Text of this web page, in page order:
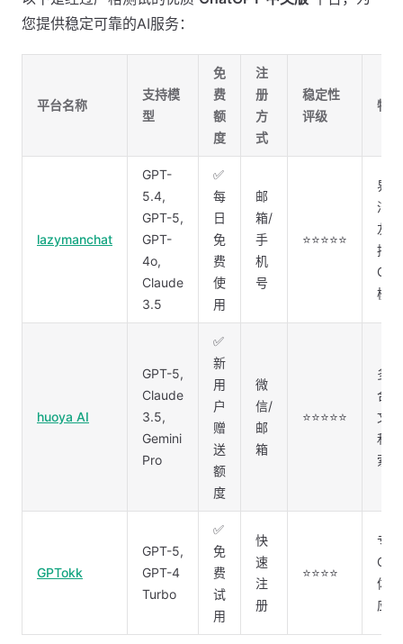
您提供稳定可靠的AI服务：
平台名称
支持模
型
免
费
额
度
注
册
方
式
稳定性
评级
特
lazymanchat
GPT-
5.4,
GPT-5,
GPT-
4o,
Claude
3.5
✅
每
日
免
费
使
用
邮
箱/
手
机
号
⭐⭐⭐⭐⭐
界
洁
友
持
模型
huoya AI
GPT-5,
Claude
3.5,
Gemini
Pro
✅
新
用
户
赠
送
额
度
微
信/
邮
箱
⭐⭐⭐⭐⭐
多
合
文
和
索
GPTokk
GPT-5,
GPT-4
Turbo
✅
免
费
试
用
快
速
注
册
⭐⭐⭐⭐
专注
体
应